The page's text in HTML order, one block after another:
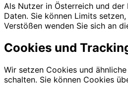
Als Nutzer in Österreich und der
Daten. Sie können Limits
Verstößen wenden Sie sich an
Cookies und
Wir setzen Cookies und
schalten. Sie können Cookies